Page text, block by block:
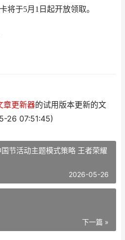
将于5月1日起开放领取。
章更新器的试用版本更新的文
26 07:51:45)
国节活动主题模式策略 王者荣耀
2026-05-26
下一篇 »